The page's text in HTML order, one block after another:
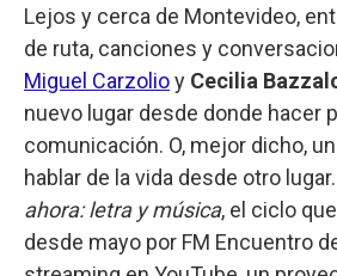
Lejos y cerca de Montevideo,
de ruta, canciones y
Miguel Carzolioy Cecilia
nuevo lugar desde donde hacer
comunicación. O, mejor dicho,
hablar de la vida desde otro lugar.
ahora: letra y música, el ciclo
desde mayo por FM Encuentro